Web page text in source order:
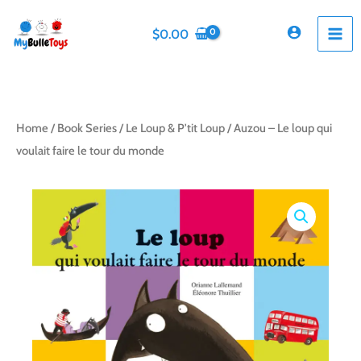
content
$0.00
Home / Book Series/ Le Loup & P'tit Loup/ Auzou – Le loup qui
voulait faire le tour du monde